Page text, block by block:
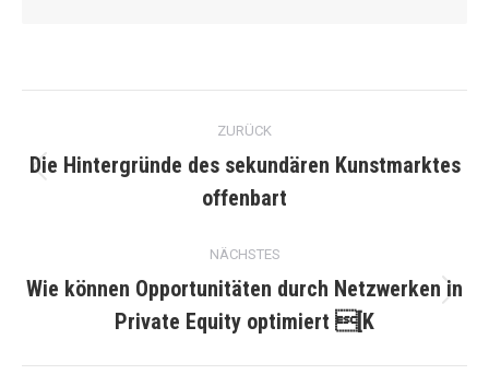
Kommentarnavigation
ZURÜCK
Beitrag:
Die Hintergründe des sekundären Kunstmarktes
offenbart
NÄCHSTES
Beitrag:
Wie können Opportunitäten durch Netzwerken in
Private Equity optimiert [K